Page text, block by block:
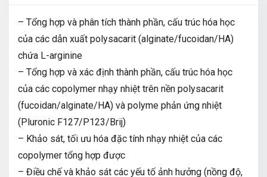
– Tổng hợp và phân tích thành phần, cấu trúc hóa học
của các dẫn xuất polysacarit (alginate/fucoidan/HA)
chứa L-arginine
– Tổng hợp và xác định thành phần, cấu trúc hóa học
của các copolymer nhạy nhiệt trên nền polysacarit
(fucoidan/alginate/HA) và polyme phản ứng nhiệt
(Pluronic F127/P123/Brij)
– Khảo sát, tối ưu hóa đặc tính nhạy nhiệt của các
copolymer tổng hợp được
– Điều chế và khảo sát các yếu tố ảnh hưởng (nồng độ,